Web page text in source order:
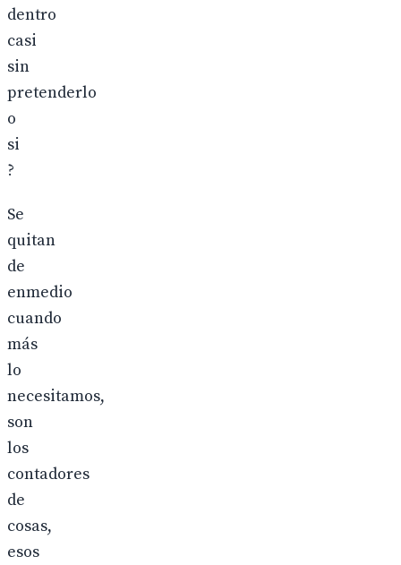
dentro
casi
sin
pretenderlo
o
si
?
Se
quitan
de
enmedio
cuando
más
lo
necesitamos,
son
los
contadores
de
cosas,
esos